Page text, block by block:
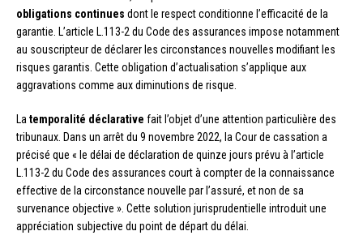
obligations continues dont le respect conditionne l’efficacité de la
garantie. L’article L.113-2 du Code des assurances impose notamment
au souscripteur de déclarer les circonstances nouvelles modifiant les
risques garantis. Cette obligation d’actualisation s’applique aux
aggravations comme aux diminutions de risque.
La temporalité déclarative fait l’objet d’une attention particulière des
tribunaux. Dans un arrêt du 9 novembre 2022, la Cour de cassation a
précisé que « le délai de déclaration de quinze jours prévu à l’article
L.113-2 du Code des assurances court à compter de la connaissance
effective de la circonstance nouvelle par l’assuré, et non de sa
survenance objective ». Cette solution jurisprudentielle introduit une
appréciation subjective du point de départ du délai.